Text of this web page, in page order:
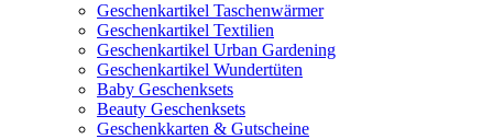
Geschenkartikel Taschenwärmer
Geschenkartikel Textilien
Geschenkartikel Urban Gardening
Geschenkartikel Wundertüten
Baby Geschenksets
Beauty Geschenksets
Geschenkkarten & Gutscheine